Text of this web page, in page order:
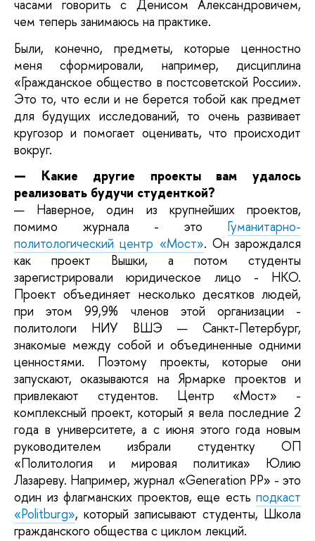
часами говорить с Денисом Александровичем,
чем теперь занимаюсь на практике.
Были, конечно, предметы, которые ценностно
меня сформировали, например, дисциплина
«Гражданское общество в постсоветской России».
Это то, что если и не берется тобой как предмет
для будущих исследований, то очень развивает
кругозор и помогает оценивать, что происходит
вокруг.
— Какие другие проекты вам удалось
реализовать будучи студенткой?
— Наверное, один из крупнейших проектов,
помимо журнала - это Гуманитарно-
политологический центр «Мост». Он зарождался
как проект Вышки, а потом студенты
зарегистрировали юридическое лицо - НКО.
Проект объединяет несколько десятков людей,
при этом 99,9% членов этой организации -
политологи НИУ ВШЭ — Санкт-Петербург,
знакомые между собой и объединенные одними
ценностями. Поэтому проекты, которые они
запускают, оказываются на Ярмарке проектов и
привлекают студентов. Центр «Мост» -
комплексный проект, который я вела последние 2
года в университете, а с июня этого года новым
руководителем избрали студентку ОП
«Политология и мировая политика» Юлию
Лазареву. Например, журнал «Generation PP» - это
один из флагманских проектов, еще есть подкаст
«Politburg», который записывают студенты, Школа
гражданского общества с циклом лекций.